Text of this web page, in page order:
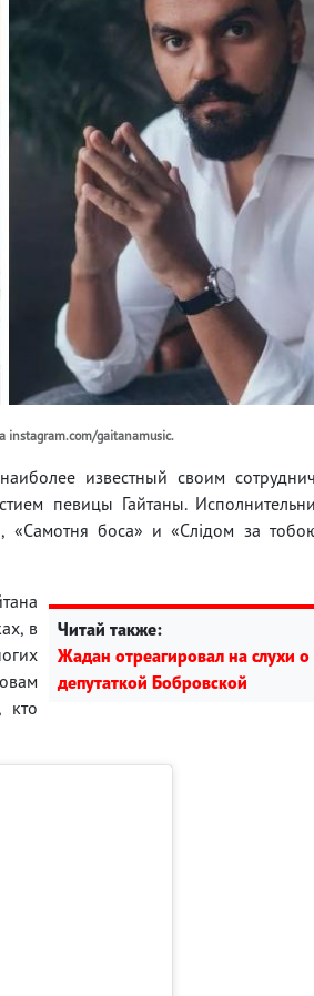
instagram.com/gaitanamusic.
известный своим
певицы Гайтаны.
«Самотня боса» и «Слідом за
Читай также:
Жадан отреагировал на слухи
депутаткой Бобровской
в
кто